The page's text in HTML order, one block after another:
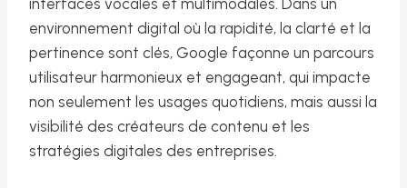
environnement digital où la rapidité, la clarté et la
pertinence sont clés, Google façonne un parcours
utilisateur harmonieux et engageant, qui impacte
non seulement les usages quotidiens, mais aussi la
visibilité des créateurs de contenu et les
stratégies digitales des entreprises.